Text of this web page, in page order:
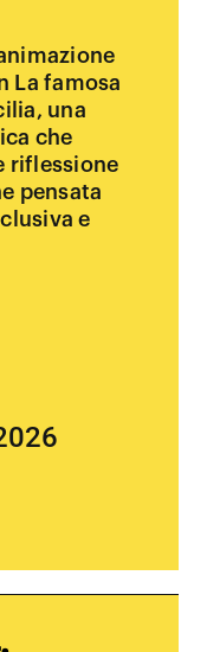
La famosa
una
che
riflessione
pensata
e